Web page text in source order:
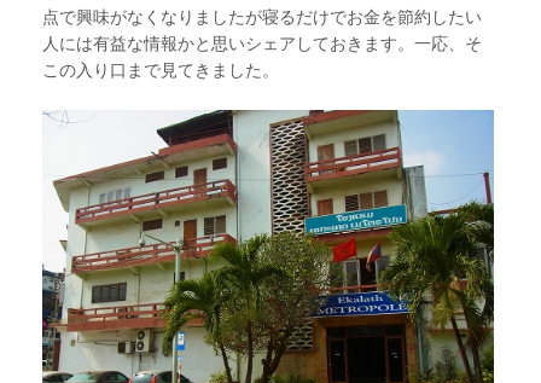
点で興味がなくなりましたが寝るだけでお金を節約したい
人には有益な情報かと思いシェアしておきます。一応、そ
この入り口まで見てきました。